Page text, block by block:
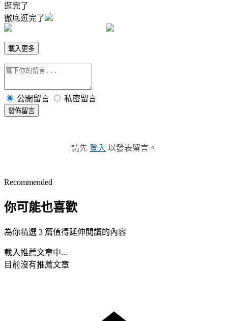
逛完了
徹底逛完了
載入更多
公開留言 私密留言
發佈留言
請先 登入 以發表留言。
Recommended
你可能也喜歡
為你精選 3 篇值得延伸閱讀的內容
載入推薦文章中...
目前沒有推薦文章